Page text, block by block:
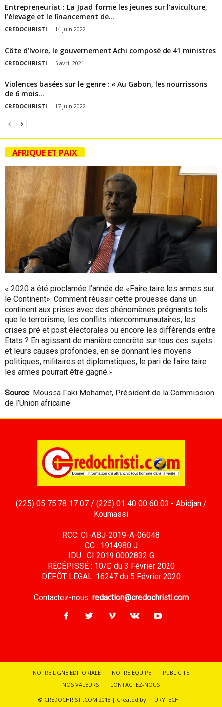
Entrepreneuriat : La Jpad forme les jeunes sur l’aviculture,
l’élevage et le financement de...
CREDOCHRISTI - 14 juin 2022
Côte d’Ivoire, le gouvernement Achi composé de 41 ministres
CREDOCHRISTI - 6 avril 2021
Violences basées sur le genre : « Au Gabon, les nourrissons
de 6 mois...
CREDOCHRISTI - 17 juin 2022
AFRIQUE ET PAIX
« 2020 a été proclamée l’année de «Faire taire les armes sur
le Continent». Comment réussir cette prouesse dans un
continent aux prises avec des phénomènes prégnants tels
que le terrorisme, les conflits intercommunautaires, les
crises pré et post électorales ou encore les différends entre
Etats ? En agissant de manière concrète sur tous ces sujets
et leurs causes profondes, en se donnant les moyens
politiques, militaires et diplomatiques, le pari de faire taire
les armes pourrait être gagné.»
Source: Moussa Faki Mohamet, Président de la Commission
de l’Union africaine
(225) 05 75 78 17 07 / (225) 01 40 00 60 03 - Abidjan /
Koumassi
RCC: CI-ABJ-2019-A-06048
CC : 1914980 J
IDU : CI 2019 0002832 G
RÉCÉPISSÉ : 10/D du 3 Février 2020
DÉPÔT LÉGAL: 16247 du 5 Février 2020
Contactez-nous: redaction@credochristi.com
NOTRE LIGNE EDITORIALE NOTRE EQUIPE
PUBLICITE
NOS VALEURS
CONTACTEZ-NOUS
© CREDOCHRISTI.COM 2018 | Created by
FURYTECH